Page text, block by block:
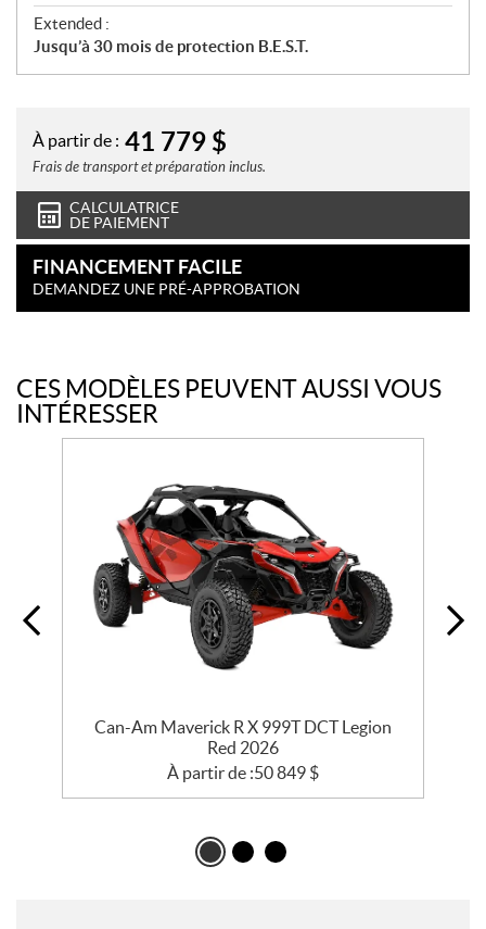
Extended :
Jusqu’à 30 mois de protection B.E.S.T.
À partir de : 41 779 $
Frais de transport et préparation inclus.
CALCULATRICE
DE PAIEMENT
FINANCEMENT FACILE
DEMANDEZ UNE PRÉ-APPROBATION
CES MODÈLES PEUVENT AUSSI VOUS
INTÉRESSER
Can-Am Maverick R X 999T DCT Legion
Red 2026
À partir de :50 849 $